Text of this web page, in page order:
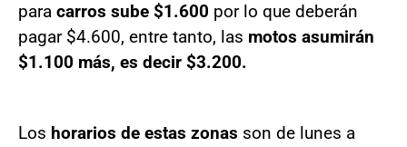
para carros sube $1.600 por lo que deberán
pagar $4.600, entre tanto, las motos asumirán
$1.100 más, es decir $3.200.
Los horarios de estas zonas son de lunes a